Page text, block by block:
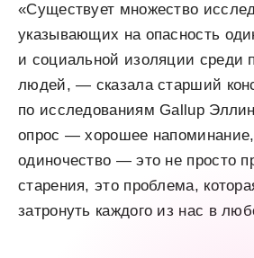
«Существует множество
указывающих на опасность
и социальной изоляции среди
людей, — сказала старший
по исследованиям Gallup
опрос — хорошее
одиночество — это не просто
старения, это проблема,
затронуть каждого из нас в